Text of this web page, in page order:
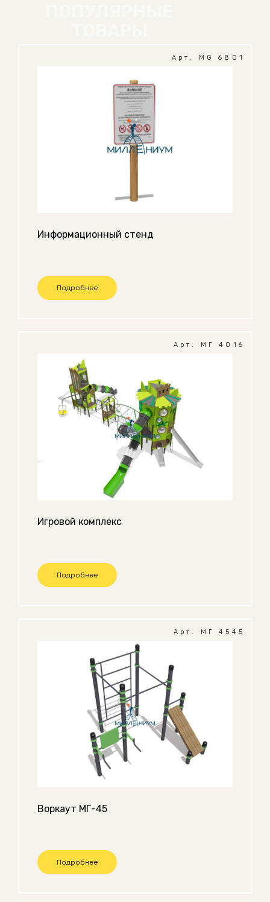
Арт. MG 6801
Информационный стенд
Подробнее
Арт. МГ 4016
Игровой комплекс
Подробнее
Арт. МГ 4545
Воркаут МГ-45
Подробнее